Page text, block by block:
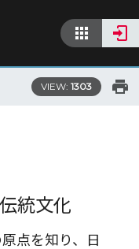
VIEW: 1303
統文化
点を知り、日